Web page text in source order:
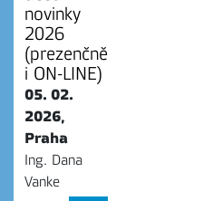
novinky
2026
(prezenčně
i ON-LINE)
05. 02.
2026,
Praha
Ing. Dana
Vanke